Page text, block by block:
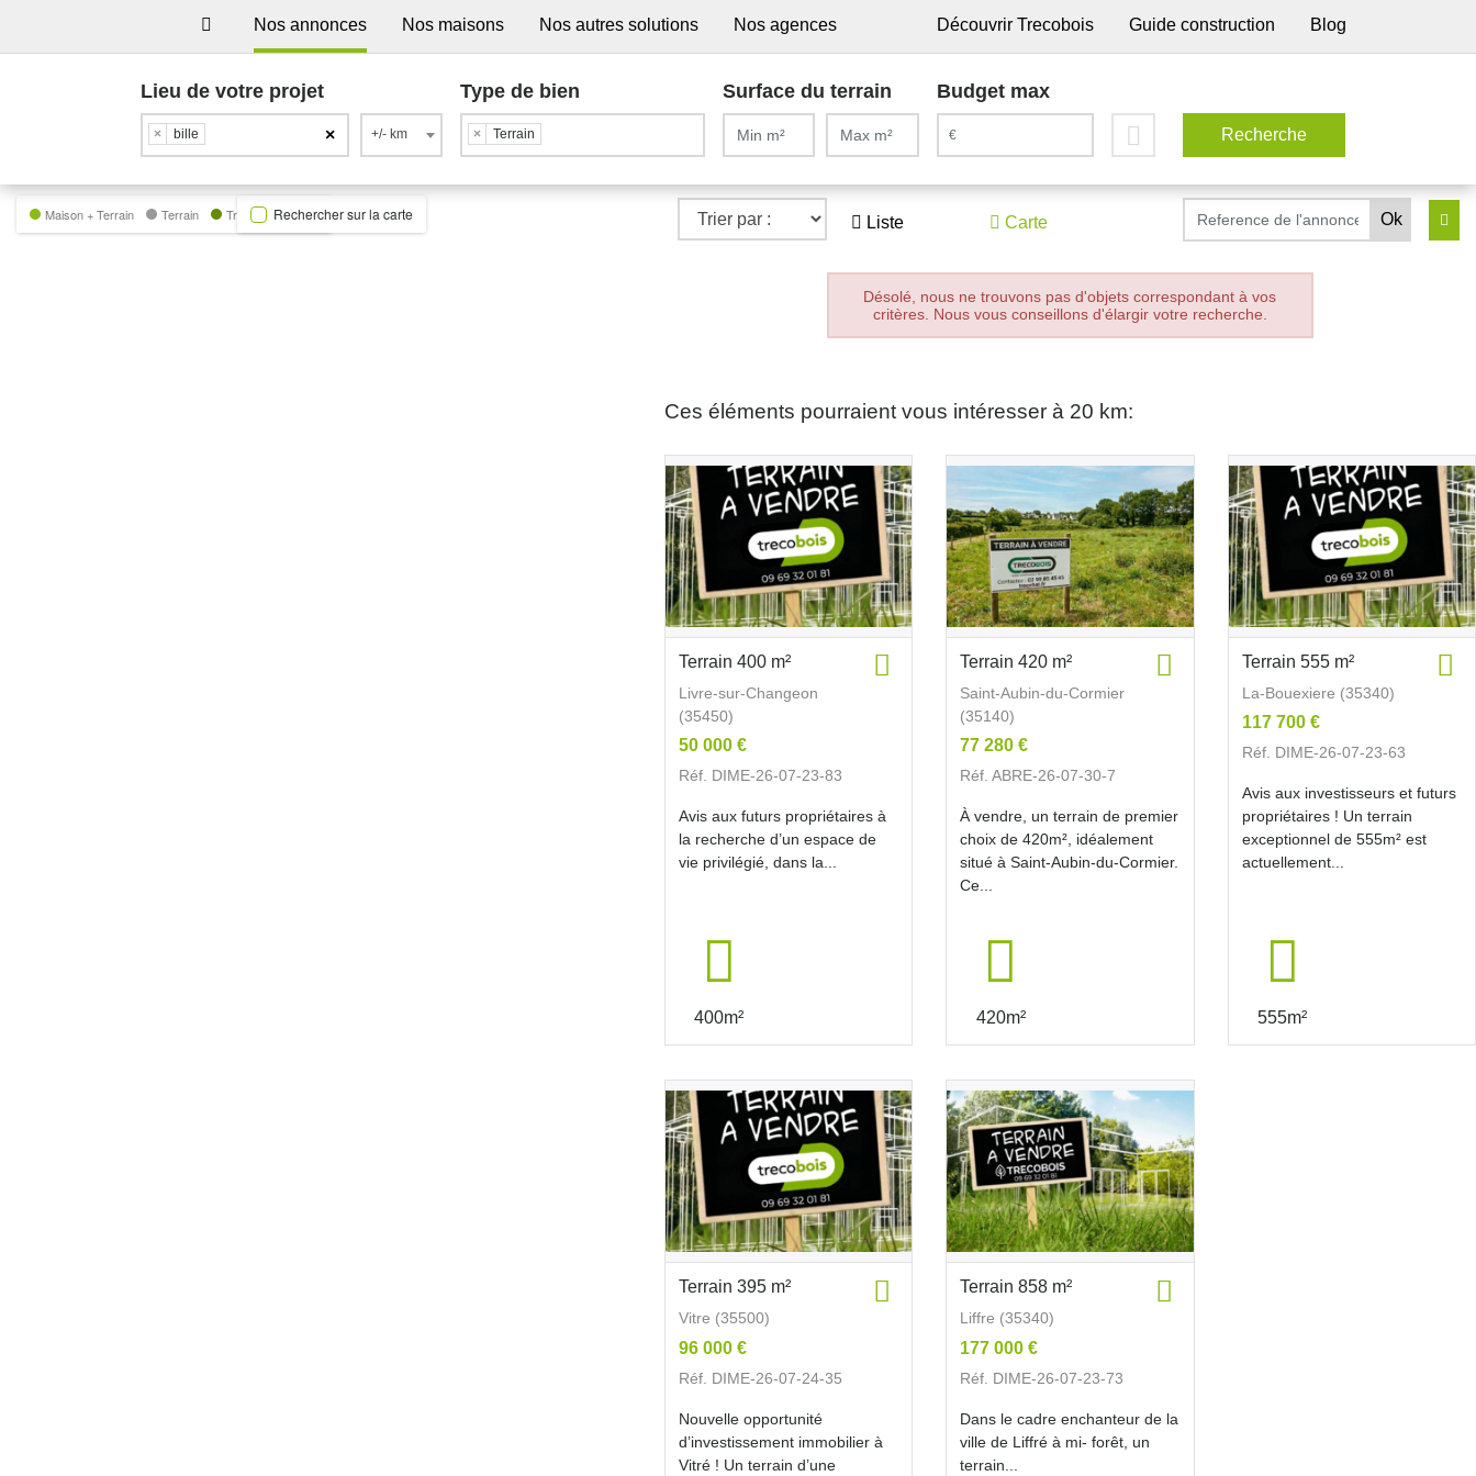
Nos annonces Nos maisons Nos autres solutions Nos agences Découvrir Trecobois Guide construction Blog
Lieu de votre projet
×
× bille +/- km
Type de bien
× Terrain
Surface du terrain Budget max
Liste Carte
Maison + Terrain Terrain Trecobat GreenRechercher sur la carte
Désolé, nous ne trouvons pas d'objets correspondant à vos
critères. Nous vous conseillons d'élargir votre recherche.
Ces éléments pourraient vous intéresser à 20 km:
Terrain 400 m²
Livre-sur-Changeon
(35450)
50 000 €
Réf. DIME-26-07-23-83
Avis aux futurs propriétaires à
la recherche d’un espace de
vie privilégié, dans la...
400m²
Terrain 420 m²
Saint-Aubin-du-Cormier
(35140)
77 280 €
Réf. ABRE-26-07-30-7
À vendre, un terrain de premier
choix de 420m², idéalement
situé à Saint-Aubin-du-Cormier.
Ce...
420m²
Terrain 555 m²
La-Bouexiere (35340)
117 700 €
Réf. DIME-26-07-23-63
Avis aux investisseurs et futurs
propriétaires ! Un terrain
exceptionnel de 555m² est
actuellement...
555m²
Terrain 395 m²
Vitre (35500)
96 000 €
Réf. DIME-26-07-24-35
Nouvelle opportunité
d’investissement immobilier à
Vitré ! Un terrain d’une
Terrain 858 m²
Liffre (35340)
177 000 €
Réf. DIME-26-07-23-73
Dans le cadre enchanteur de la
ville de Liffré à mi- forêt, un
terrain...